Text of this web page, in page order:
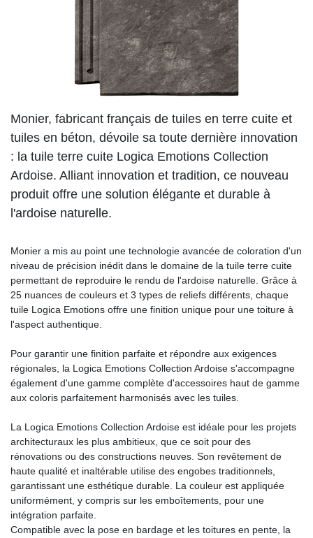
Monier, fabricant français de tuiles en terre cuite et
tuiles en béton, dévoile sa toute dernière innovation
: la tuile terre cuite Logica Emotions Collection
Ardoise. Alliant innovation et tradition, ce nouveau
produit offre une solution élégante et durable à
l'ardoise naturelle.
Monier a mis au point une technologie avancée de coloration d'un
niveau de précision inédit dans le domaine de la tuile terre cuite
permettant de reproduire le rendu de l'ardoise naturelle. Grâce à
25 nuances de couleurs et 3 types de reliefs différents, chaque
tuile Logica Emotions offre une finition unique pour une toiture à
l'aspect authentique.
Pour garantir une finition parfaite et répondre aux exigences
régionales, la Logica Emotions Collection Ardoise s'accompagne
également d'une gamme complète d'accessoires haut de gamme
aux coloris parfaitement harmonisés avec les tuiles.
La Logica Emotions Collection Ardoise est idéale pour les projets
architecturaux les plus ambitieux, que ce soit pour des
rénovations ou des constructions neuves. Son revêtement de
haute qualité et inaltérable utilise des engobes traditionnels,
garantissant une esthétique durable. La couleur est appliquée
uniformément, y compris sur les emboîtements, pour une
intégration parfaite.
Compatible avec la pose en bardage et les toitures en pente, la